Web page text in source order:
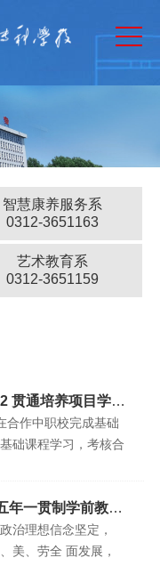
智慧康养服务系
0312-3651163
艺术教育系
0312-3651159
贯通培养项目学前
合作中职校完成基础
础课程学习，考核合
年一贯制学前教育
）
治理想信念坚定，
美、劳全 面发展，